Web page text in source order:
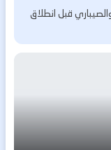
قبل انطلاق